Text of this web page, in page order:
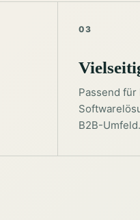
03
Passend
B2B-Umfeld.